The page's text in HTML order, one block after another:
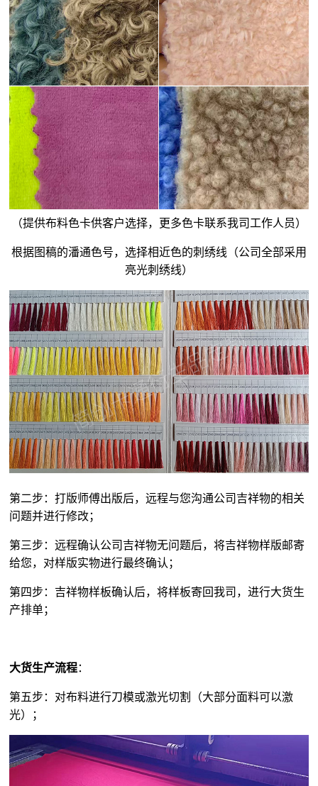
（提供布料色卡供客户选择，更多色卡联系我司工作人员）
根据图稿的潘通色号，选择相近色的刺绣线（公司全部采用
亮光刺绣线）
第二步：打版师傅出版后，远程与您沟通公司吉祥物的相关
问题并进行修改；
第三步：远程确认公司吉祥物无问题后，将吉祥物样版邮寄
给您，对样版实物进行最终确认；
第四步：吉祥物样板确认后，将样板寄回我司，进行大货生
产排单；
大货生产流程：
第五步：对布料进行刀模或激光切割（大部分面料可以激
光）；